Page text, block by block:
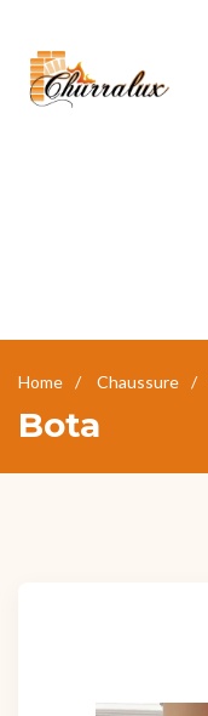
Home Chaussure
Bota